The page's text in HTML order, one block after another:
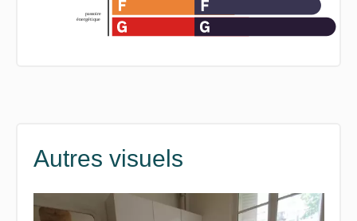
Autres visuels